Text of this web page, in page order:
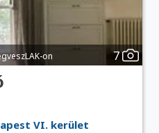
on 7
VI. kerület